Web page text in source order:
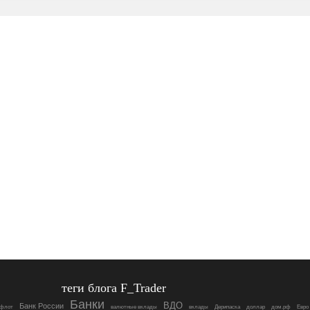
теги блога F_Trader
Банк России Банки валютные вклады ВДО вклады Дерипаска доллар дом.рф Евро